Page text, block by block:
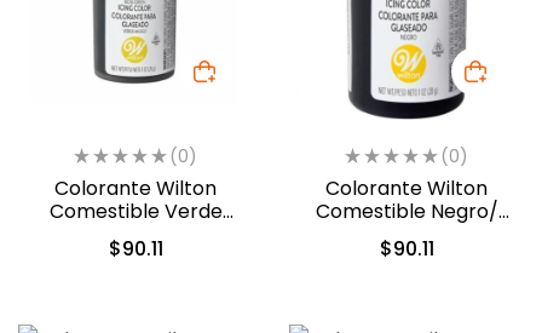
(0)
Colorante Wilton
Comestible Verde
Musgo 28.3gr (04-0-
0049)
$90.11
(0)
Colorante Wilton
Comestible Negro/
Black 28.3gr. (04-0-
0037)
$90.11